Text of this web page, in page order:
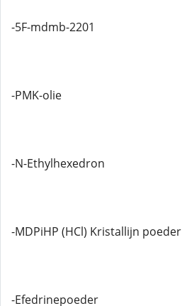
-5F-mdmb-2201
-PMK-olie
-N-Ethylhexedron
-MDPiHP (HCl) Kristallijn poeder
-Efedrinepoeder